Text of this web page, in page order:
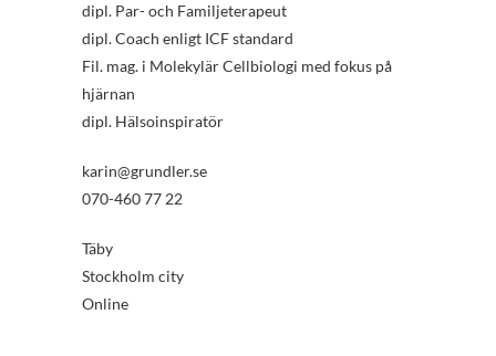
dipl. Par- och Familjeterapeut
dipl. Coach enligt ICF standard
Fil. mag. i Molekylär Cellbiologi med fokus på
hjärnan
dipl. Hälsoinspiratör
karin@grundler.se
070-460 77 22
Täby
Stockholm city
Online